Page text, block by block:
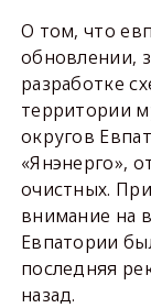
О том, что
обновлении,
разработке
территории
округов
«Янэнерго»,
очистных.
внимание на
Евпатории
последняя
назад.